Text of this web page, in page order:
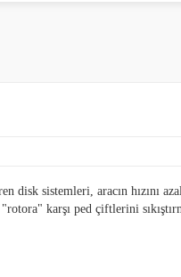
disk sistemleri, aracın hızını
karşı ped çiftlerini